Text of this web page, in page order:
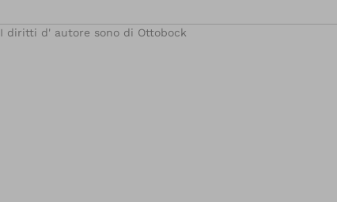
I diritti d' autore sono di Ottobock